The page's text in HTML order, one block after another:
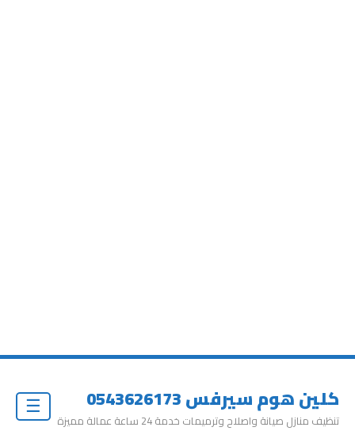
كلين هوم سيرفس 0543626173
تنظيف منازل صيانة واصلاح وترميمات خدمة 24 ساعة عمالة مميزة